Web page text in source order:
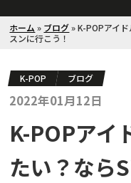
ホーム » ブログ»K-POPアイ
スンに行こう！
K-POP ブログ
2022年01月12日
K-POPアイ
たい？なら